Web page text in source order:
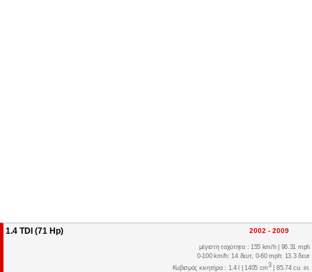
1.4 TDI (71 Hp) 2002 - 2009
μέγιστη ταχύτητα : 155 km/h | 96.31 mph
0-100 km/h: 14 δευτ, 0-60 mph: 13.3 δευτ
Κυβισμός κινητήρα : 1.4 l | 1405 cm3| 85.74 cu. in.